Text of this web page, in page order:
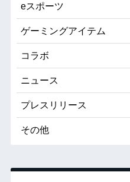
eスポーツ
ゲーミングアイテム
コラボ
ニュース
プレスリリース
その他